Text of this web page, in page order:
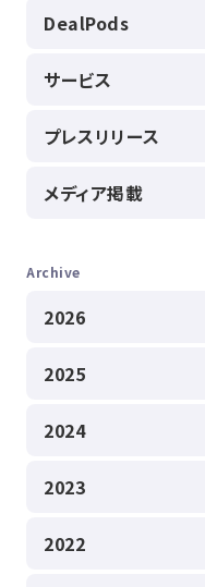
DealPods
サービス
プレスリリース
メディア掲載
Archive
2026
2025
2024
2023
2022